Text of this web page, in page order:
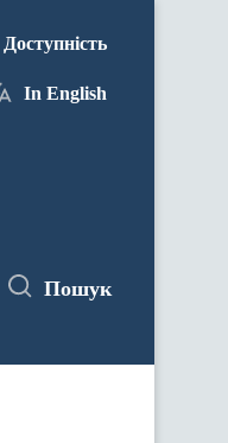
Доступність
In English
Пошук